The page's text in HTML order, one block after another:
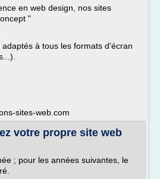
en web design, nos sites
"
à tous les formats d'écran
sites-web.com
votre propre site web
; pour les années suivantes, le